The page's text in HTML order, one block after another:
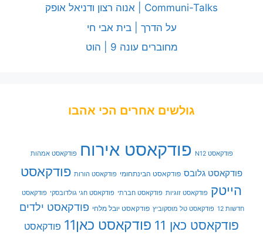
Communi-Talks | אנוה רצון ודניאל אופק
על הדרך | בית אבי חי
מחוברים עונה 9 | הוט
גולשים אחרים הכי אהבו
פודקאסט N12 פודקאסט אירוח פודקאסט אמהות
פודקאסט גלובס פודקאסט הבינתחומי פודקאסט הורות פודקאסט
הייטק פודקאסט זוגיות פודקאסט חברתי פודקאסט חגי גולדובסקי פודקאסט
חדשות 12 פודקאסט טל מוסקוביץ פודקאסט יובל מלחי פודקאסט ילדים
פודקאסט כאן 11 פודקאסט כאן11
פודקאסט